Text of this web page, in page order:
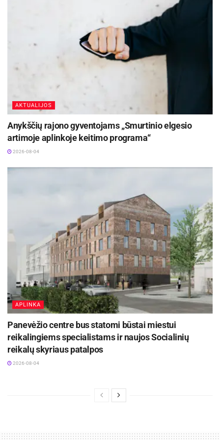
AKTUALIJOS
Anykščių rajono gyventojams „Smurtinio elgesio
artimoje aplinkoje keitimo programa“
2026-08-04
APLINKA
Panevėžio centre bus statomi būstai miestui
reikalingiems specialistams ir naujos Socialinių
reikalų skyriaus patalpos
2026-08-04